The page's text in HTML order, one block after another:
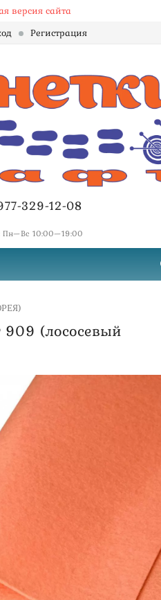
версия сайта
Регистрация
329-12-08
Пн—Вс 10:00—19:00
909 (лососевый